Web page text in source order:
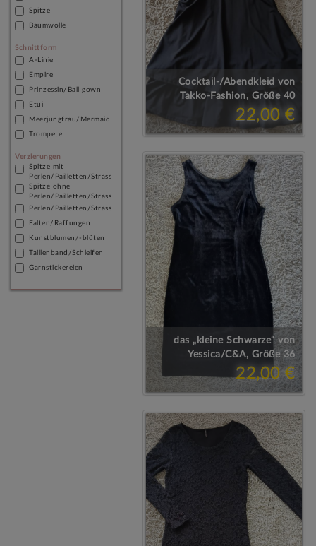
Spitze
Baumwolle
Schnittform
A-Linie
Empire
Prinzessin/Ball gown
Etui
Meerjungfrau/Mermaid
Trompete
Verzierungen
Spitze mit
Perlen/Pailletten/Strass
Spitze ohne
Perlen/Pailletten/Strass
Perlen/Pailletten/Strass
Falten/Raffungen
Kunstblumen/-blüten
Taillenband/Schleifen
Garnstickereien
Cocktail-/Abendkleid von
Takko-Fashion, Größe 40
22,00 €
das „kleine Schwarze“ von
Yessica/C&A, Größe 36
22,00 €